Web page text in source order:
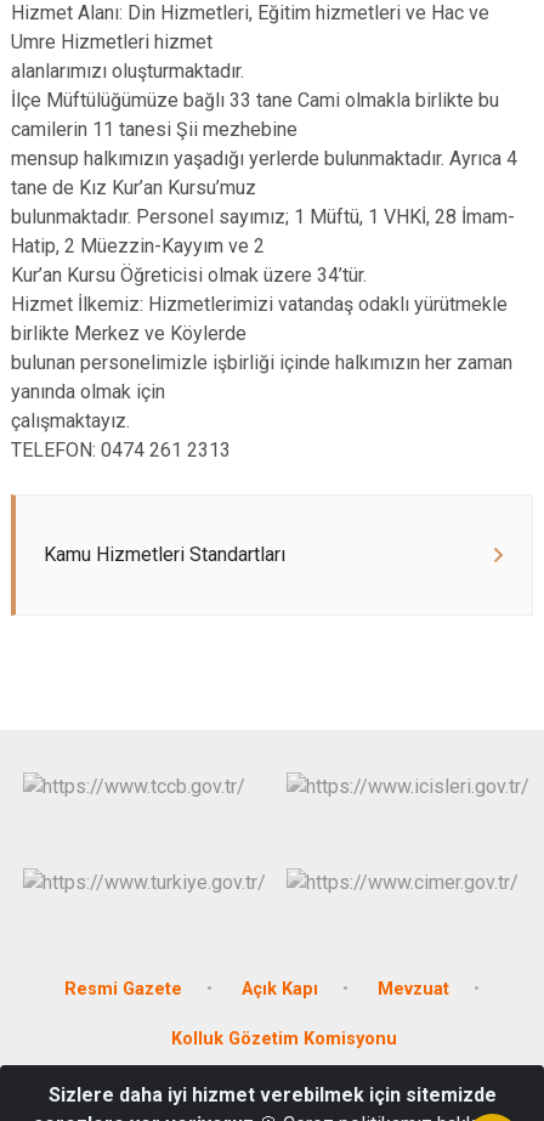
Hizmet Alanı: Din Hizmetleri, Eğitim hizmetleri ve Hac ve
Umre Hizmetleri hizmet
alanlarımızı oluşturmaktadır.
İlçe Müftülüğümüze bağlı 33 tane Cami olmakla birlikte bu
camilerin 11 tanesi Şii mezhebine
mensup halkımızın yaşadığı yerlerde bulunmaktadır. Ayrıca 4
tane de Kız Kur’an Kursu’muz
bulunmaktadır. Personel sayımız; 1 Müftü, 1 VHKİ, 28 İmam-
Hatip, 2 Müezzin-Kayyım ve 2
Kur’an Kursu Öğreticisi olmak üzere 34’tür.
Hizmet İlkemiz: Hizmetlerimizi vatandaş odaklı yürütmekle
birlikte Merkez ve Köylerde
bulunan personelimizle işbirliği içinde halkımızın her zaman
yanında olmak için
çalışmaktayız.
TELEFON: 0474 261 2313
Kamu Hizmetleri Standartları
Resmi Gazete Açık Kapı Mevzuat
Kolluk Gözetim Komisyonu
T.C. AKYAKA KAYMAKAMLIĞI
Sizlere daha iyi hizmet verebilmek için sitemizde